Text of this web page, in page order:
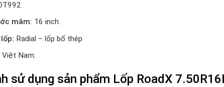
mâm: 16 inch.
Radial – lốp bố thép
Việt Nam.
sử dụng sản phẩm Lốp RoadX